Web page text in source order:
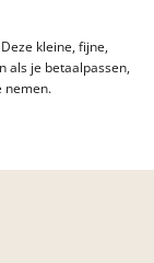
kleine, fijne,
als je betaalpassen,
nemen.